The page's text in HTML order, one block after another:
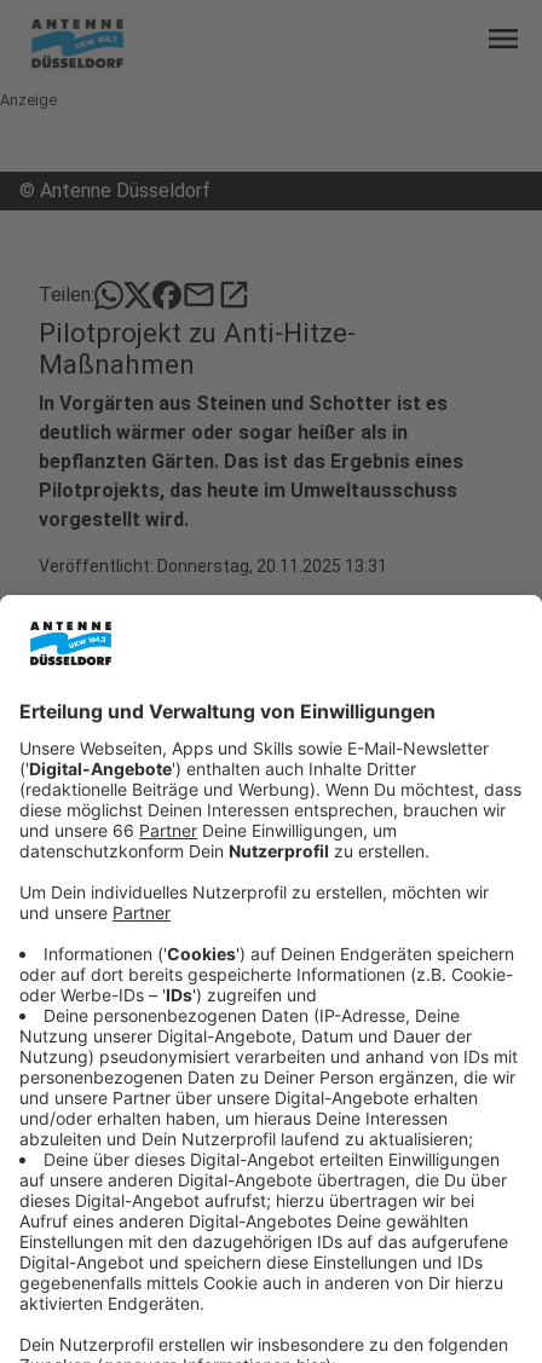
menu
Anzeige
© Antenne Düsseldorf
Teilen: mailopen_in_new
Pilotprojekt zu Anti-Hitze-
Maßnahmen
In Vorgärten aus Steinen und Schotter ist es
deutlich wärmer oder sogar heißer als in
bepflanzten Gärten. Das ist das Ergebnis eines
Pilotprojekts, das heute im Umweltausschuss
vorgestellt wird.
Veröffentlicht: Donnerstag, 20.11.2025 13:31
Anzeige
Dafür hatte die Stadt im vergangenen Jahr mit einer
Drohne Aufnahmen über derGartenstadt Reitzenstein
in Mörsenbroich gemacht.
Anzeige
Messung der Oberflächen-Temperatur
Anzeige
Dabei wurde bei heißem und trockenen Wetter an
mehreren Orten die Oberflächen-Temperatur
gemessen. Unter anderem rund um Pflanzen oder
Hecken, auf Rasen oder in Schottergärten.
Anzeige
Über 40 Grad auf Schotter
Anzeige